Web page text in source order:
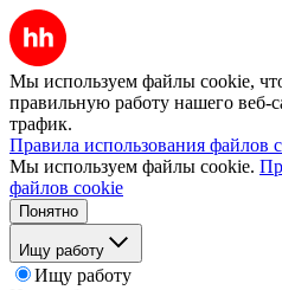
Мы используем файлы cookie,
правильную работу нашего веб-
трафик.
Правила использования файлов
Мы используем файлы cookie.
файлов cookie
Понятно
Ищу работу
Ищу работу